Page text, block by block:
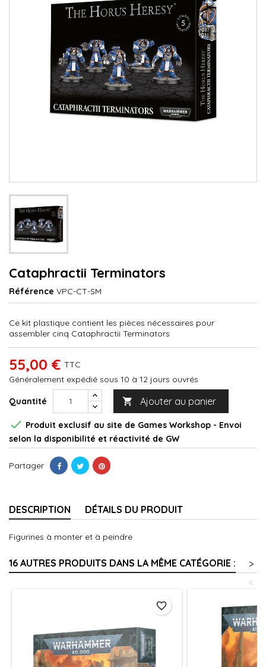
Cataphractii Terminators
Référence VPC-CT-SM
Ce kit plastique contient les pièces nécessaires pour
assembler cinq Cataphractii Terminators
55,00 € TTC
Généralement expédié sous 10 à 12 jours ouvrés
Quantité  Ajouter au panier
 Produit exclusif au site de Games Workshop - Envoi
selon la disponibilité et réactivité de GW
Partager
DESCRIPTION DÉTAILS DU PRODUIT
Figurines à monter et à peindre
16 AUTRES PRODUITS DANS LA MÊME CATÉGORIE :
>
<
favorite_border